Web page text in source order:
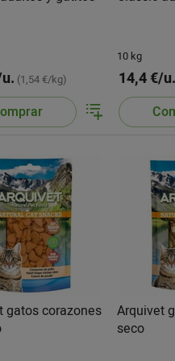
(1,54 €/kg)
10 kg
14,4 €/u.
gatos corazones
Arquivet
seco